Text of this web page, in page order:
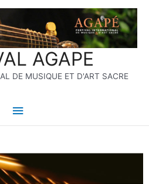
AGAPE
DE MUSIQUE ET D'ART SACRE
Menu
principal